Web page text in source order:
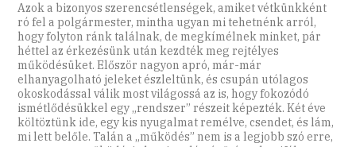
Azok a bizonyos szerencsétlenségek, amiket vétkünkként
ró fel a polgármester, mintha ugyan mi tehetnénk arról,
hogy folyton ránk találnak, de megkímélnek minket, pár
héttel az érkezésünk után kezdték meg rejtélyes
működésüket. Először nagyon apró, már-már
elhanyagolható jeleket észleltünk, és csupán utólagos
okoskodással válik most világossá az is, hogy fokozódó
ismétlődésükkel egy „rendszer” részeit képezték. Két éve
költöztünk ide, egy kis nyugalmat remélve, csendet, és lám,
mi lett belőle. Talán a „működés” nem is a legjobb szó erre,